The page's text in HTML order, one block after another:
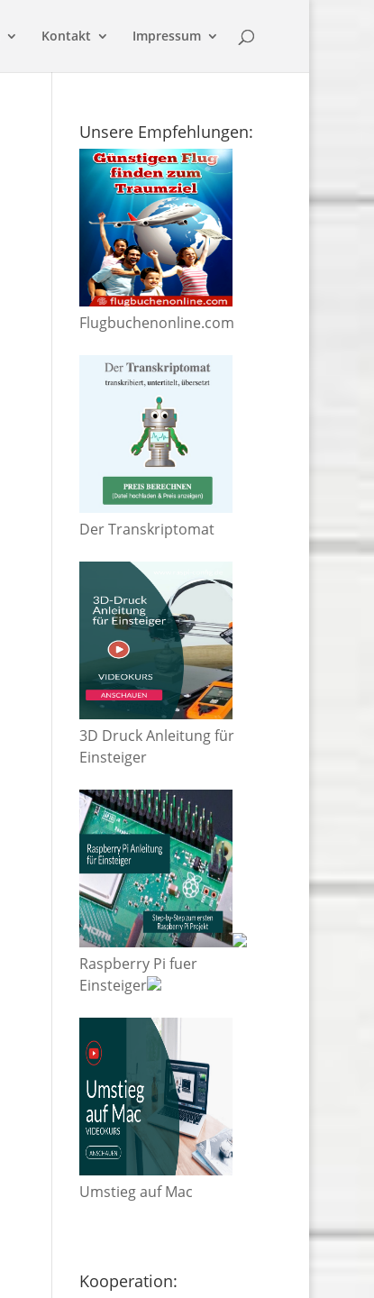
Kontakt Impressum
Unsere Empfehlungen:
Flugbuchenonline.com
Der Transkriptomat
3D Druck Anleitung für
Einsteiger
Raspberry Pi fuer
Einsteiger
Umstieg auf Mac
Kooperation: